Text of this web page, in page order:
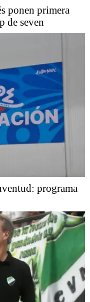
ponen primera
de seven
programa